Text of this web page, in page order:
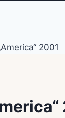
2001